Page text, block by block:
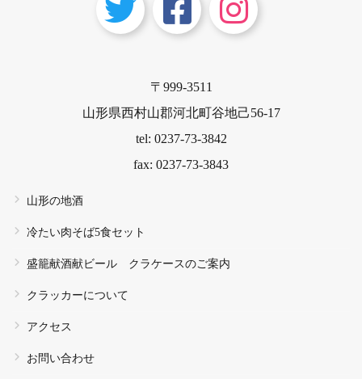
〒999-3511
山形県西村山郡河北町谷地己56-17
tel: 0237-73-3842
fax: 0237-73-3843
山形の地酒
冷たい肉そば5食セット
盛籠献酒献ビール クラケースのご案内
クラッカーについて
アクセス
お問い合わせ